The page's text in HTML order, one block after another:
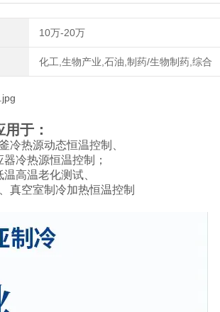
10万-20万
化工,生物产业,石油,制药/生物制药,综合
于：
冷热源动态恒温控制、
冷热源恒温控制；
高温老化测试、
真空室制冷加热恒温控制